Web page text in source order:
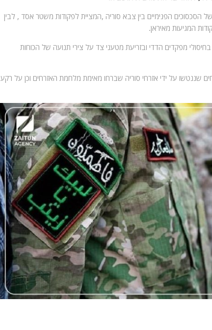
הסכסוכים הפנימיים בין צבא סוריה ,המציית לפקודות משטר אסד , לבין
המגיעות מאיראן.
מפקדים הדדי ובזריעת מטעני צד על צירי תנועה של הכוחות
שננטשו על ידי אזרחי סוריה שברחו מאימת מלחמת האזרחים וכן על רקע